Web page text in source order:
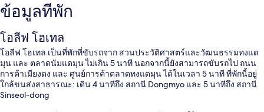
ข้อมูลที่พัก
โอลีฟ โฮเทล
โอลีฟ โฮเทล เป็นที่พักที่ขับรถจาก สวนประวัติศาสตร์และวัฒนธรรมทงแด
มุน และ ตลาดนัมแดมุน ไม่เกิน 5 นาที นอกจากนี้ยังสามารถขับรถไป ถนน
การค้าเมียงดง และ ศูนย์การค้าตลาดทงแดมุน ได้ในเวลา 5 นาที ที่พักนี้อยู่
ใกล้ขนส่งสาธารณะ: เดิน 4 นาทีถึง สถานี Dongmyo และ 5 นาทีถึง สถานี
Sinseol-dong